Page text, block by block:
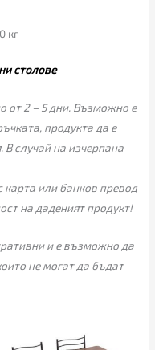
кг
столове
от 2 – 5 дни. Възможно е
продукта да е
В случай на изчерпана
или банков превод
на даденият продукт!
и е възможно да
не могат да бъдат